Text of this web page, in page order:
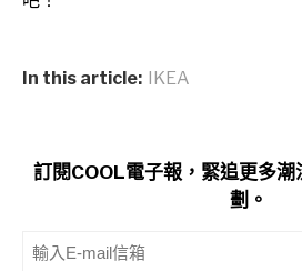
In this article: IKEA
訂閱COOL電子報，緊追更多
劃。